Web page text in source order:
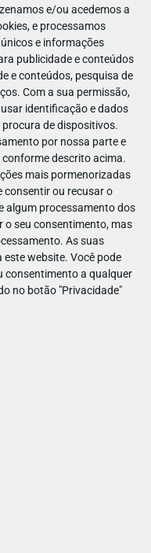
e/ou acedemos a
e processamos
e informações
publicidade e conteúdos
e conteúdos, pesquisa de
Com a sua permissão,
identificação e dados
de dispositivos.
por nossa parte e
descrito acima.
mais pormenorizadas
consentir ou recusar o
algum processamento dos
o seu consentimento, mas
As suas
website. Você pode
consentimento a qualquer
no botão "Privacidade"
alvo?